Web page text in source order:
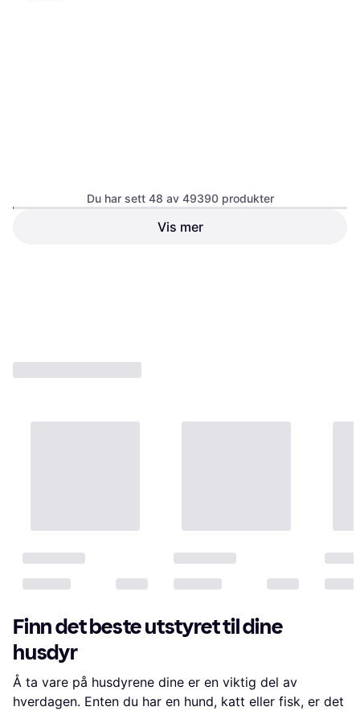
Royal Canin Veterinary Diet
Acana Adult Small Breed 6kg
Du har sett 48 av 49390 produkter
Vis mer
Finn det beste utstyret til dine
husdyr
Å ta vare på husdyrene dine er en viktig del av
hverdagen. Enten du har en hund, katt eller fisk, er det